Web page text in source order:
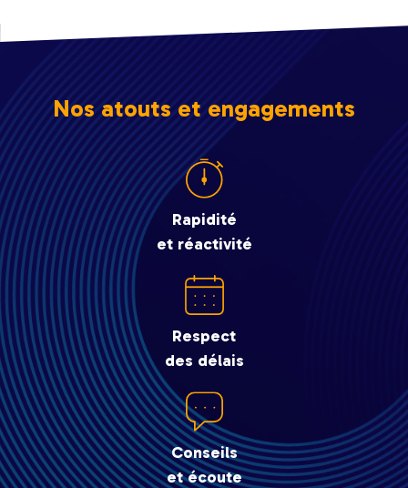
Nos atouts et engagements
Rapidité
et réactivité
Respect
des délais
Conseils
et écoute